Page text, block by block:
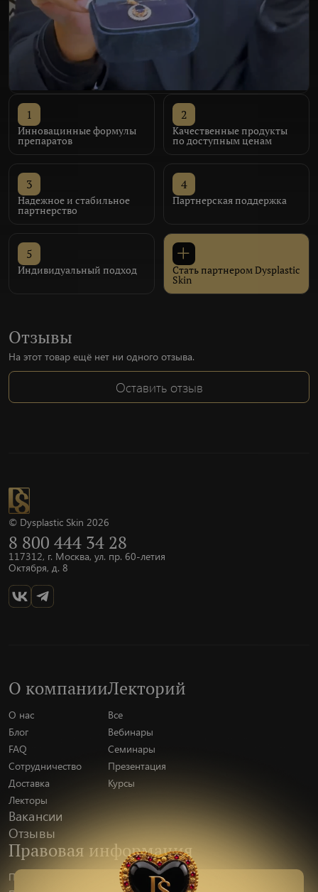
1
Инновацинные формулы
препаратов
2
Качественные продукты
по доступным ценам
3
Надежное и стабильное
партнерство
4
Партнерская поддержка
5
Индивидуальный подход Стать партнером Dysplastic
Skin
Отзывы
На этот товар ещё нет ни одного отзыва.
Оставить отзыв
© Dysplastic Skin 2026
О компании
О нас
Блог
FAQ
Сотрудничество
Доставка
Лекторы
Вакансии
Отзывы
Лекторий
Все
Вебинары
Семинары
Презентация
Курсы
Правовая информация
Политика конфиденциальности
8 800 444 34 28
117312, г. Москва, ул. пр. 60-летия
Октября, д. 8